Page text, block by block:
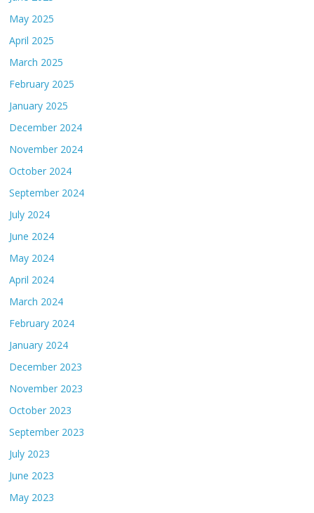
May 2025
April 2025
March 2025
February 2025
January 2025
December 2024
November 2024
October 2024
September 2024
July 2024
June 2024
May 2024
April 2024
March 2024
February 2024
January 2024
December 2023
November 2023
October 2023
September 2023
July 2023
June 2023
May 2023